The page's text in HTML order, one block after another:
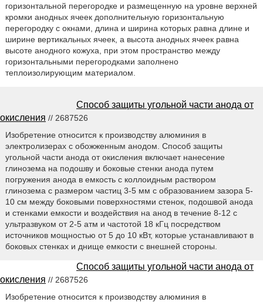
горизонтальной перегородке и размещенную на уровне верхней
кромки анодных ячеек дополнительную горизонтальную
перегородку с окнами, длина и ширина которых равна длине и
ширине вертикальных ячеек, а высота анодных ячеек равна
высоте анодного кожуха, при этом пространство между
горизонтальными перегородками заполнено
теплоизолирующим материалом.
Способ защиты угольной части анода от
окисления // 2687526
Изобретение относится к производству алюминия в
электролизерах с обожженным анодом. Способ защиты
угольной части анода от окисления включает нанесение
глинозема на подошву и боковые стенки анода путем
погружения анода в емкость с коллоидным раствором
глинозема с размером частиц 3-5 мм с образованием зазора 5-
10 см между боковыми поверхностями стенок, подошвой анода
и стенками емкости и воздействия на анод в течение 8-12 с
ультразвуком от 2-5 атм и частотой 18 кГц посредством
источников мощностью от 5 до 10 кВт, которые устанавливают в
боковых стенках и днище емкости с внешней стороны.
Способ защиты угольной части анода от
окисления // 2687526
Изобретение относится к производству алюминия в